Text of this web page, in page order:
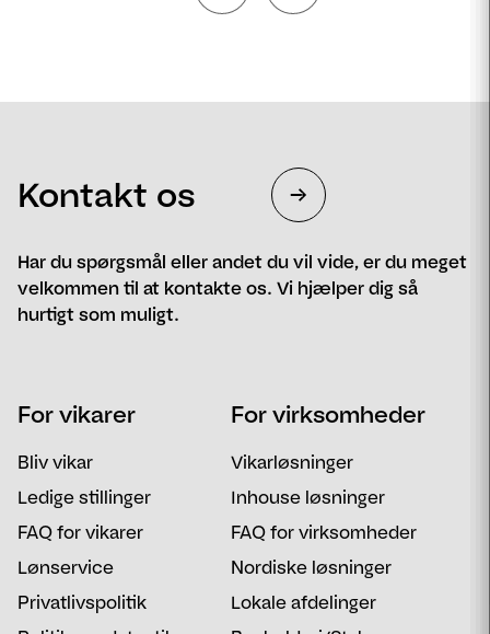
Kontakt os
Har du spørgsmål eller andet du vil vide, er du meget
velkommen til at kontakte os. Vi hjælper dig så
hurtigt som muligt.
Email Postnummer
Besked
For vikarer
Bliv vikar
Ledige stillinger
FAQ for vikarer
Lønservice
Privatlivspolitik
For virksomheder
Vikarløsninger
Inhouse løsninger
FAQ for virksomheder
Nordiske løsninger
Lokale afdelinger